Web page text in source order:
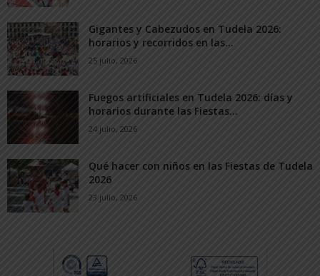
Gigantes y Cabezudos en Tudela 2026:
horarios y recorridos en las...
25 julio, 2026
Fuegos artificiales en Tudela 2026: días y
horarios durante las Fiestas...
24 julio, 2026
Qué hacer con niños en las Fiestas de Tudela
2026
23 julio, 2026